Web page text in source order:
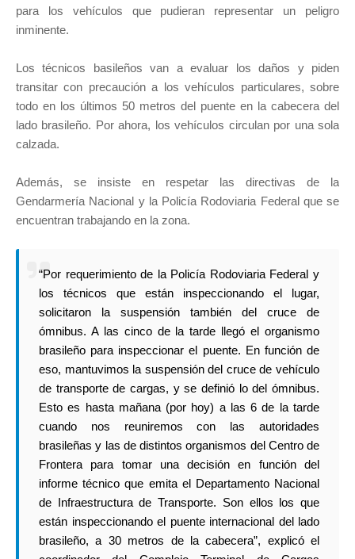
para los vehículos que pudieran representar un peligro
inminente.
Los técnicos basileños van a evaluar los daños y piden
transitar con precaución a los vehículos particulares, sobre
todo en los últimos 50 metros del puente en la cabecera del
lado brasileño. Por ahora, los vehículos circulan por una sola
calzada.
Además, se insiste en respetar las directivas de la
Gendarmería Nacional y la Policía Rodoviaria Federal que se
encuentran trabajando en la zona.
“Por requerimiento de la Policía Rodoviaria Federal y
los técnicos que están inspeccionando el lugar,
solicitaron la suspensión también del cruce de
ómnibus. A las cinco de la tarde llegó el organismo
brasileño para inspeccionar el puente. En función de
eso, mantuvimos la suspensión del cruce de vehículo
de transporte de cargas, y se definió lo del ómnibus.
Esto es hasta mañana (por hoy) a las 6 de la tarde
cuando nos reuniremos con las autoridades
brasileñas y las de distintos organismos del Centro de
Frontera para tomar una decisión en función del
informe técnico que emita el Departamento Nacional
de Infraestructura de Transporte. Son ellos los que
están inspeccionando el puente internacional del lado
brasileño, a 30 metros de la cabecera”, explicó el